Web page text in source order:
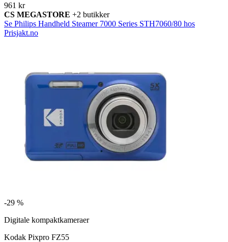
961 kr
CS MEGASTORE +2 butikker
Se Philips Handheld Steamer 7000 Series STH7060/80 hos
Prisjakt.no
-29 %
Digitale kompaktkameraer
Kodak Pixpro FZ55